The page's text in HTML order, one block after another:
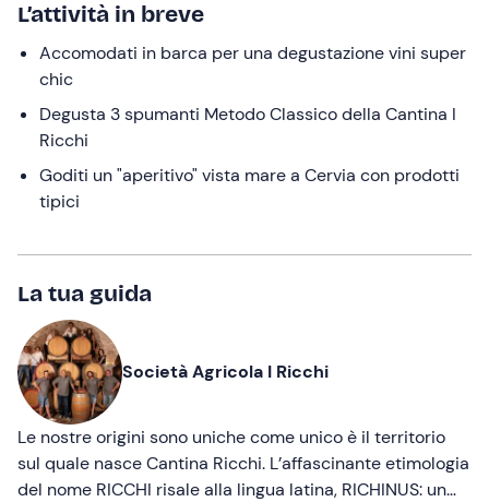
for
changing
dates.
L’attività in breve
Accomodati in barca per una degustazione vini super
chic
Degusta 3 spumanti Metodo Classico della Cantina I
Ricchi
Goditi un "aperitivo" vista mare a Cervia con prodotti
tipici
La tua guida
Società Agricola I Ricchi
Le nostre origini sono uniche come unico è il territorio
sul quale nasce Cantina Ricchi. L’affascinante etimologia
del nome RICCHI risale alla lingua latina, RICHINUS: un